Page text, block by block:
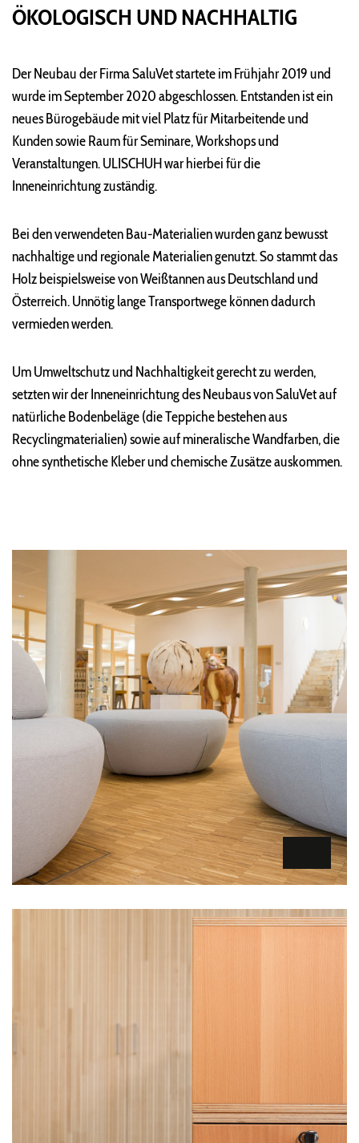
ÖKOLOGISCH UND NACHHALTIG
Der Neubau der Firma SaluVet startete im Frühjahr 2019 und
wurde im September 2020 abgeschlossen. Entstanden ist ein
neues Bürogebäude mit viel Platz für Mitarbeitende und
Kunden sowie Raum für Seminare, Workshops und
Veranstaltungen. ULISCHUH war hierbei für die
Inneneinrichtung zuständig.
Bei den verwendeten Bau-Materialien wurden ganz bewusst
nachhaltige und regionale Materialien genutzt. So stammt das
Holz beispielsweise von Weißtannen aus Deutschland und
Österreich. Unnötig lange Transportwege können dadurch
vermieden werden.
Um Umweltschutz und Nachhaltigkeit gerecht zu werden,
setzten wir der Inneneinrichtung des Neubaus von SaluVet auf
natürliche Bodenbeläge (die Teppiche bestehen aus
Recyclingmaterialien) sowie auf mineralische Wandfarben, die
ohne synthetische Kleber und chemische Zusätze auskommen.